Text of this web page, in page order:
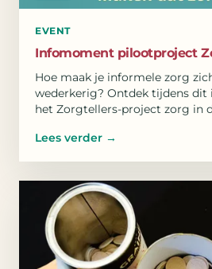
EVENT
Infomoment pilootproject
Hoe maak je informele zorg
wederkerig? Ontdek tijdens
het Zorgtellers-project zorg in
Lees verder →